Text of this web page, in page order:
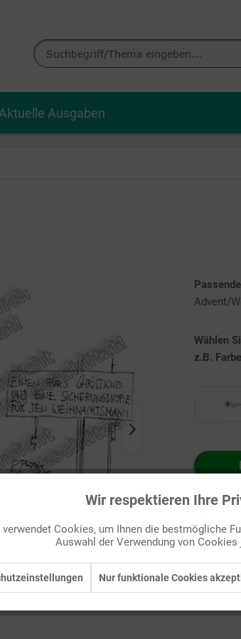
Aktuelle Ausgaben
Advent/
Wählen
z.B.
Auf
Wir respektieren Ihre
verwendet Cookies, um Ihnen die bestmögliche
Auswahl der Verwendung von Cookies
Nur funktionale Cookies